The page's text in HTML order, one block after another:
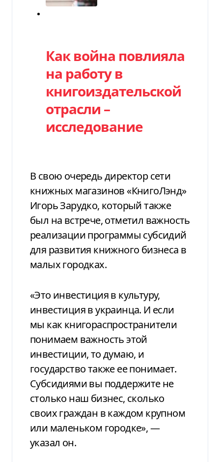
Как война повлияла
на работу в
книгоиздательской
отрасли –
исследование
В свою очередь директор сети
книжных магазинов «КнигоЛэнд»
Игорь Зарудко, который также
был на встрече, отметил важность
реализации программы субсидий
для развития книжного бизнеса в
малых городках.
«Это инвестиция в культуру,
инвестиция в украинца. И если
мы как книгораспространители
понимаем важность этой
инвестиции, то думаю, и
государство также ее понимает.
Субсидиями вы поддержите не
столько наш бизнес, сколько
своих граждан в каждом крупном
или маленьком городке», —
указал он.